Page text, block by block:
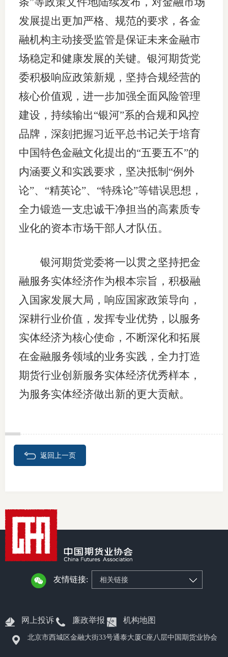
发展提出更加严格、规范的要求，各金
融机构主动接受监管是保证未来金融市
场稳定和健康发展的关键。银河期货党
委积极响应政策新规，坚持合规经营的
核心价值观，进一步加强全面风险管理
建设，持续输出“银河”系的合规和风控
品牌，深刻把握习近平总书记关于培育
中国特色金融文化提出的“五要五不”的
内涵要义和实践要求，坚决抵制“例外
论”、“精英论”、“特殊论”等错误思想，
全力锻造一支忠诚干净担当的高素质专
业化的资本市场干部人才队伍。
银河期货党委将一以贯之坚持把金
融服务实体经济作为根本宗旨，积极融
入国家发展大局，响应国家政策导向，
深耕行业价值，发挥专业优势，以服务
实体经济为核心使命，不断深化和拓展
在金融服务领域的业务实践，全力打造
期货行业创新服务实体经济优秀样本，
为服务实体经济做出新的更大贡献。
返回上一页
友情链接: 相关链接
网上投诉 廉政举报 机构地图
北京市西城区金融大街33号通泰大厦C座八层中国期货业协会